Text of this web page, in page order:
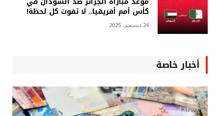
كأس أمم أفريقيا.. لا تفوت كل لحظة!
24 ديسمبر، 2025
أخبار خاصة